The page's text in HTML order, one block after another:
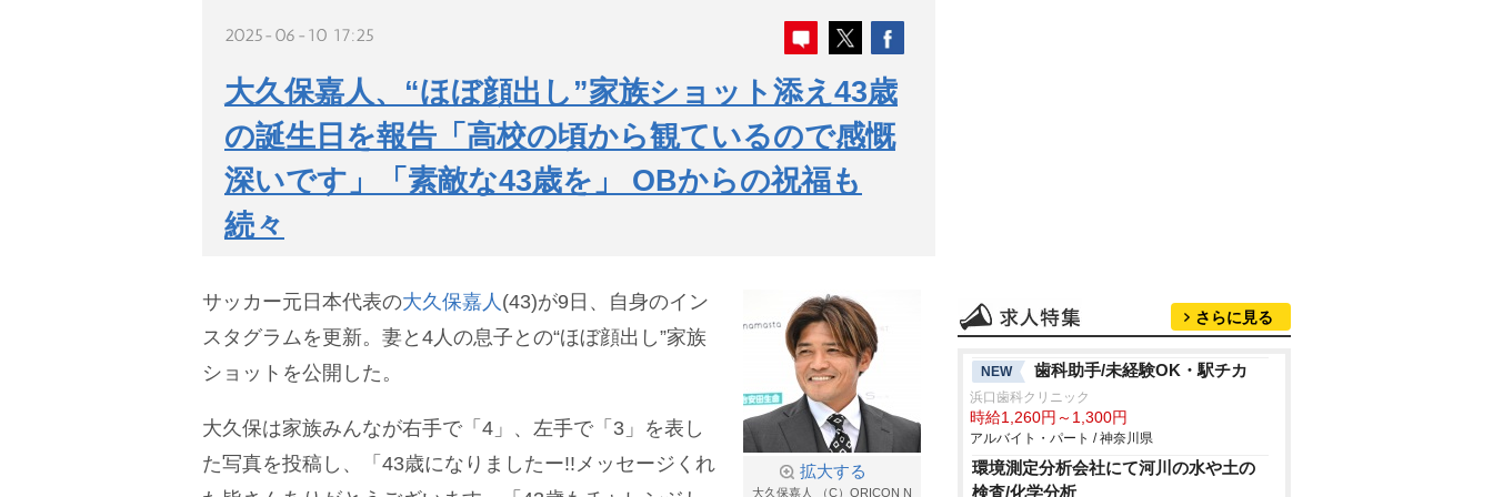
2025-06-10 17:25
大久保嘉人、“ほぼ顔出し”家族ショット添え43歳
の誕生日を報告「高校の頃から観ているので感慨
深いです」「素敵な43歳を」 OBからの祝福も
続々
拡大する
大久保嘉人 （C）ORICON N
サッカー元日本代表の大久保嘉人 (43)が9日、自身のイン
スタグラムを更新。妻と4人の息子との“ほぼ顔出し”家族
ショットを公開した。
大久保は家族みんなが右手で「4」、左手で「3」を表し
た写真を投稿し、「43歳になりましたー!!メッセージくれ
さらに見る
NEW 歯科助手/未経験OK・駅チカ
浜口歯科クリニック
時給1,260円～1,300円
アルバイト・パート / 神奈川県
環境測定分析会社にて河川の水や土の
検査/化学分析